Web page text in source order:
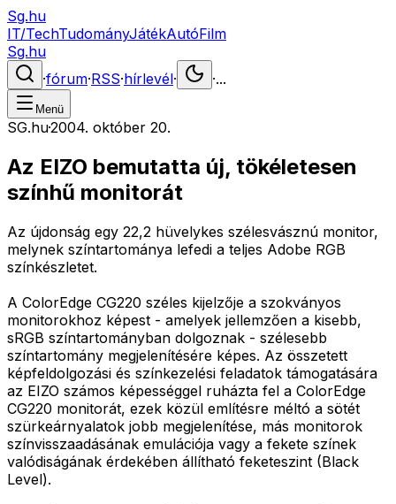
Sg.hu
IT/TechTudományJátékAutóFilm
Sg.hu
·fórum·RSS·hírlevél· ·...
Menü
SG.hu·2004. október 20.
Az EIZO bemutatta új, tökéletesen
színhű monitorát
Az újdonság egy 22,2 hüvelykes szélesvásznú monitor,
melynek színtartománya lefedi a teljes Adobe RGB
színkészletet.
A ColorEdge CG220 széles kijelzője a szokványos
monitorokhoz képest - amelyek jellemzően a kisebb,
sRGB színtartományban dolgoznak - szélesebb
színtartomány megjelenítésére képes. Az összetett
képfeldolgozási és színkezelési feladatok támogatására
az EIZO számos képességgel ruházta fel a ColorEdge
CG220 monitorát, ezek közül említésre méltó a sötét
szürkeárnyalatok jobb megjelenítése, más monitorok
színvisszaadásának emulációja vagy a fekete színek
valódiságának érdekében állítható feketeszint (Black
Level).